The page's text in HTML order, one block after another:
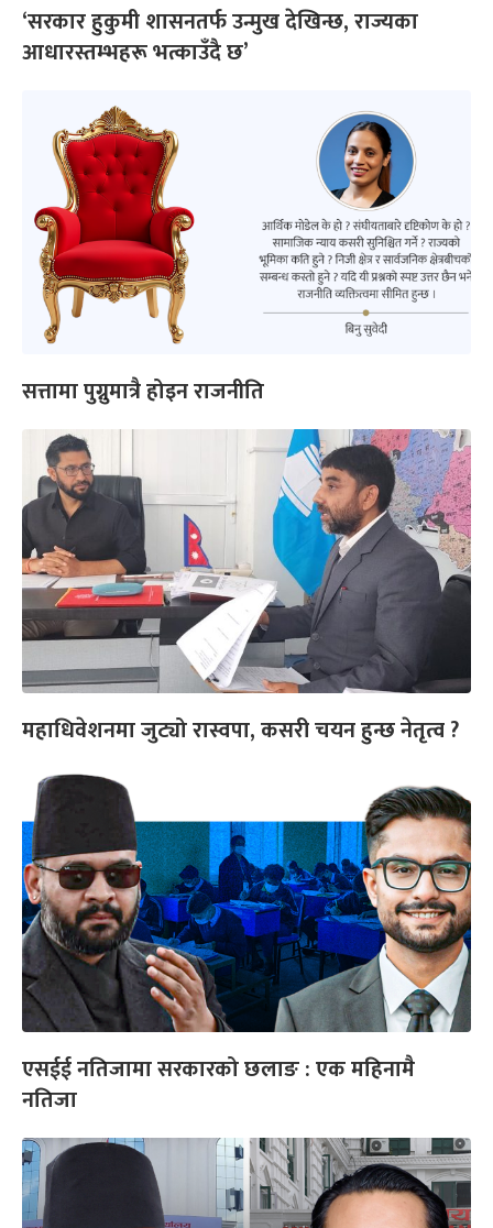
‘सरकार हुकुमी शासनतर्फ उन्मुख देखिन्छ, राज्यका
आधारस्तम्भहरू भत्काउँदै छ’
सत्तामा पुग्नुमात्रै होइन राजनीति
महाधिवेशनमा जुट्यो रास्वपा, कसरी चयन हुन्छ नेतृत्व ?
एसईई नतिजामा सरकारको छलाङ : एक महिनामै
नतिजा